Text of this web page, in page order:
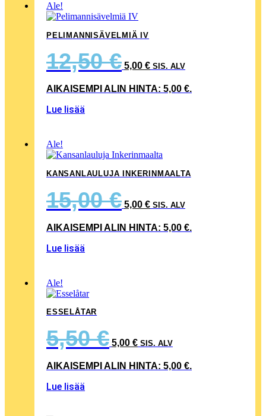
Ale!
PELIMANNISÄVELMIÄ IV
12,50€ HINTA
12,50 €.
5,00 €HINTA
5,00 €.
SIS. ALV
AIKAISEMPI ALIN HINTA: 5,00 €.
Lue lisää
Ale!
KANSANLAULUJA INKERINMAALTA
15,00€ HINTA
15,00 €.
5,00 €HINTA
5,00 €.
SIS. ALV
AIKAISEMPI ALIN HINTA: 5,00 €.
Lue lisää
Ale!
ESSELÅTAR
5,50€ HINTA
5,50 €.
5,00 €HINTA
5,00 €.
SIS. ALV
AIKAISEMPI ALIN HINTA: 5,00 €.
Lue lisää